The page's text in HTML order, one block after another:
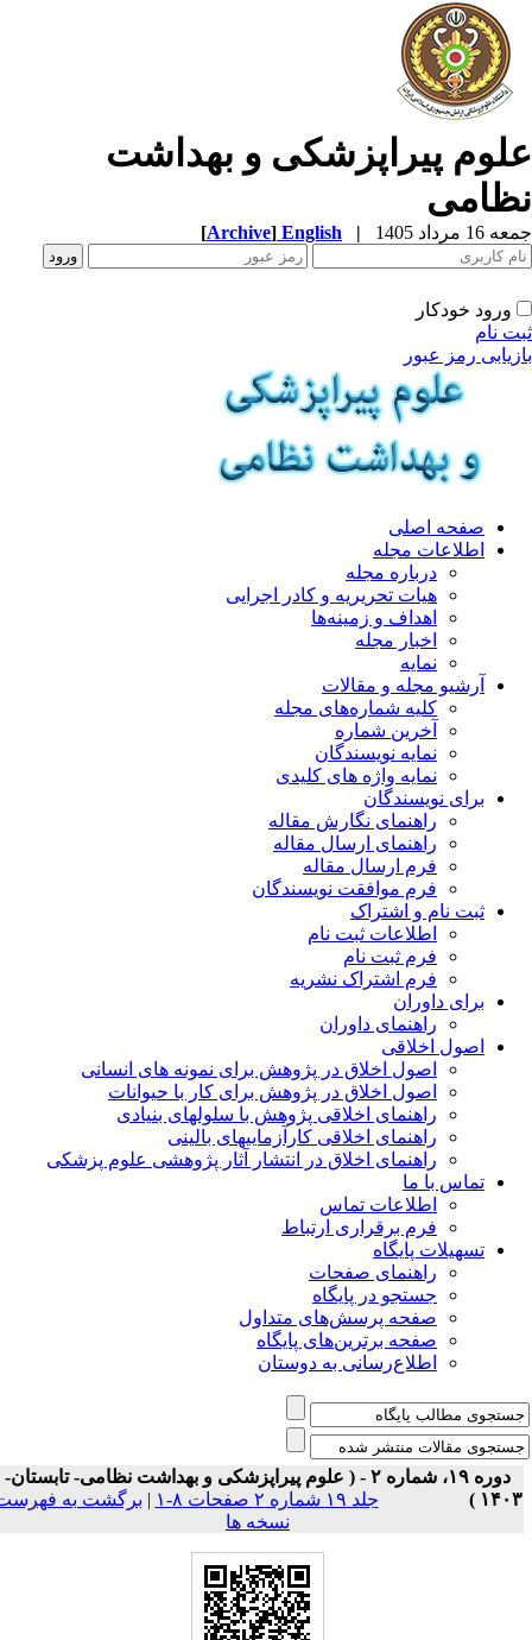
پیراپزشکی و بهداشت
مرداد 1405 |
English
[Archive]
ورود خودکار
نام
رمز عبور
صفحه اصلی
اطلاعات مجله
درباره مجله
هیات تحریریه و کادر اجرایی
اهداف و زمینه‌ها
اخبار مجله
نمایه
آرشیو مجله و مقالات
کلیه شماره‌های مجله
آخرین شماره
نمایه نویسندگان
نمایه واژه های کلیدی
برای نویسندگان
راهنمای نگارش مقاله
راهنمای ارسال مقاله
فرم ارسال مقاله
فرم موافقت نویسندگان
ثبت نام و اشتراک
اطلاعات ثبت نام
فرم ثبت نام
فرم اشتراک نشریه
برای داوران
راهنمای داوران
اصول اخلاقی
اصول اخلاق در پژوهش برای نمونه های انسانی
اصول اخلاق در پژوهش برای کار با حیوانات
راهنمای اخلاقی پژوهش با سلولهای بنیادی
راهنمای اخلاقی کارآزماییهای بالینی
راهنمای اخلاق در انتشار آثار پژوهشی علوم پزشکی
تماس با ما
اطلاعات تماس
فرم برقراری ارتباط
تسهیلات پایگاه
راهنمای صفحات
جستجو در پایگاه
صفحه پرسش‌های متداول
صفحه برترین‌های پایگاه
اطلاع‌رسانی به دوستان
دوره ۱۹، شماره ۲ - ( علوم پیراپزشکی و بهداشت نظامی- تابستان-
)
جلد ۱۹ شماره ۲ صفحات ۸-۱ | برگشت به فهرست
نسخه ها